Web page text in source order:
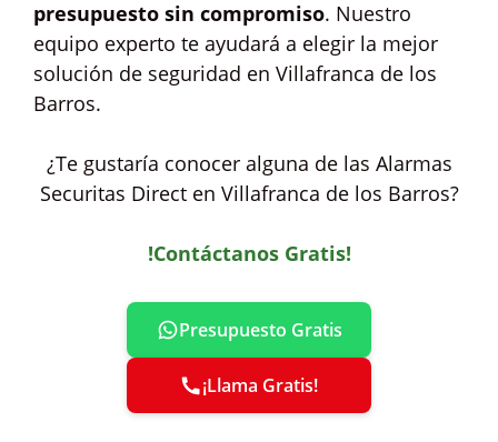
presupuesto sin compromiso. Nuestro
equipo experto te ayudará a elegir la mejor
solución de seguridad en Villafranca de los
Barros.
¿Te gustaría conocer alguna de las Alarmas
Securitas Direct en Villafranca de los Barros?
!Contáctanos Gratis!
Presupuesto Gratis
¡Llama Gratis!